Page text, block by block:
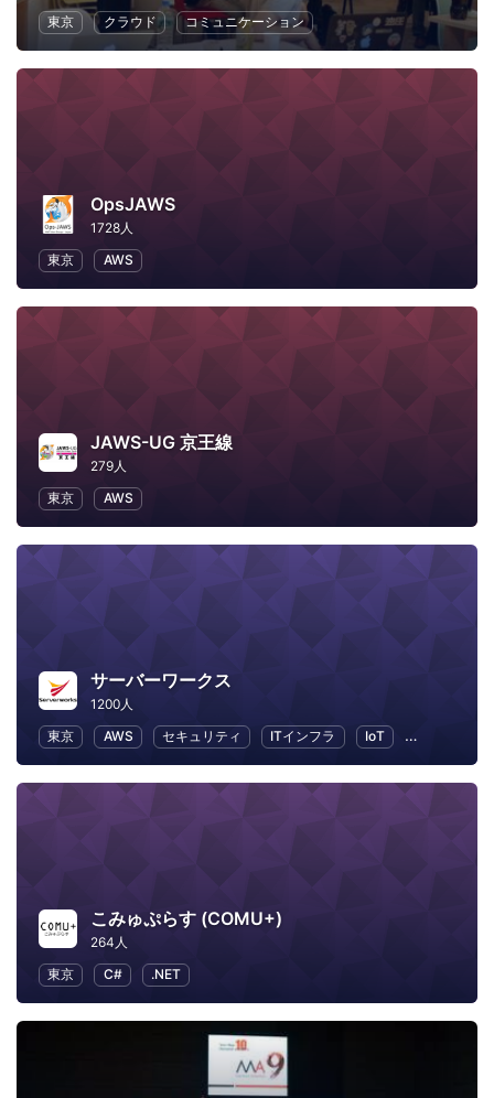
東京
クラウド コミュニケーション
OpsJAWS
1728人
東京
AWS
JAWS-UG 京王線
279人
東京
AWS
サーバーワークス
1200人
東京
AWS セキュリティ ITインフラ IoT ビジネス
こみゅぷらす (COMU+)
264人
東京
C# .NET